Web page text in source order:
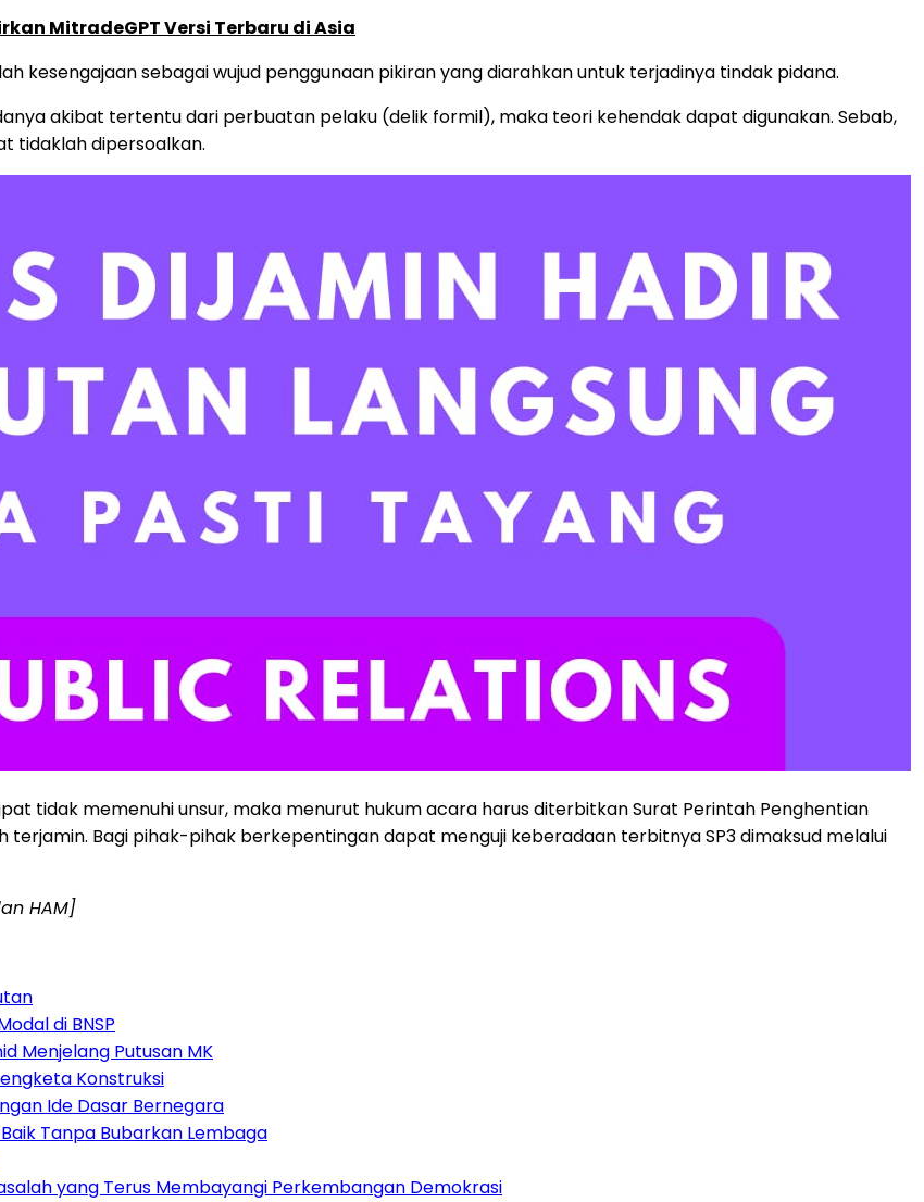
MitradeGPT Versi Terbaru di Asia
kesengajaan sebagai wujud penggunaan pikiran yang diarahkan untuk terjadinya tindak pidana.
akibat tertentu dari perbuatan pelaku (delik formil), maka teori kehendak dapat digunakan. Sebab,
tidaklah dipersoalkan.
tidak memenuhi unsur, maka menurut hukum acara harus diterbitkan Surat Perintah Penghentian
terjamin. Bagi pihak-pihak berkepentingan dapat menguji keberadaan terbitnya SP3 dimaksud melalui
HAM]
di BNSP
Menjelang Putusan MK
Konstruksi
Ide Dasar Bernegara
Tanpa Bubarkan Lembaga
yang Terus Membayangi Perkembangan Demokrasi